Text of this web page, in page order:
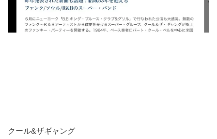
クール&ザギャング